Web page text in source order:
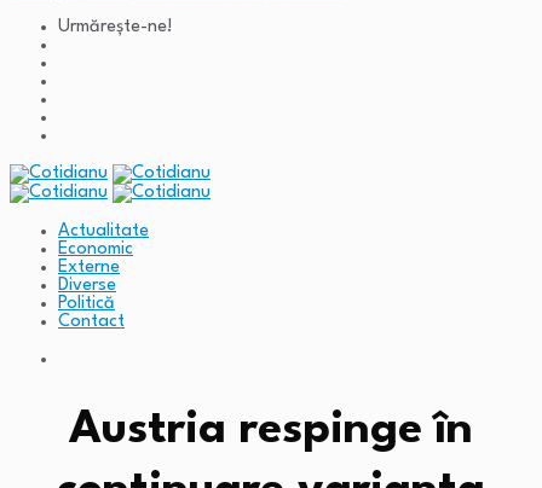
Urmărește-ne!
Actualitate
Economic
Externe
Diverse
Politică
Contact
Austria respinge în